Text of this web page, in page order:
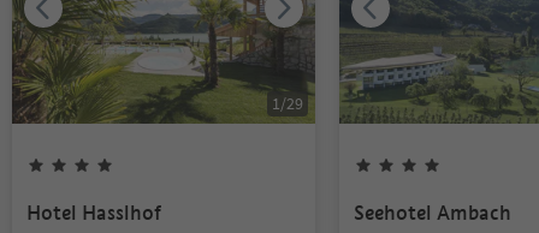
1/29
Hotel Hasslhof Seehotel Ambach